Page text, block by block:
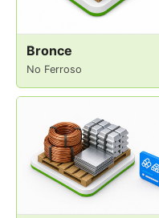
Bronce
No Ferroso